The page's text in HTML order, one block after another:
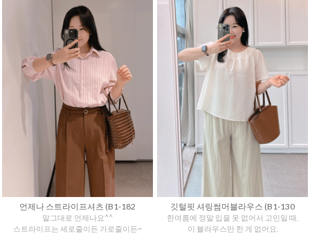
언제나 스트라이프셔츠 (B1-182
말그대로 언제나요^^
스트라이프는 세로줄이든 가로줄이든~
깃털핏 셔링썸머블라우스 (B1-130
한여름에 정말 입을 옷 없어서 고민일 때,
이 블라우스만 한 게 없어요.